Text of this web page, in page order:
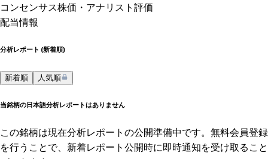
コンセンサス株価 ・アナリスト評価
配当情報
分析レポート (新着順)
新着順 人気順
当銘柄の日本語分析レポートはありません
この銘柄は現在分析レポートの公開準備中です。無料会員登録
を行うことで、新着レポート公開時に即時通知を受け取ること